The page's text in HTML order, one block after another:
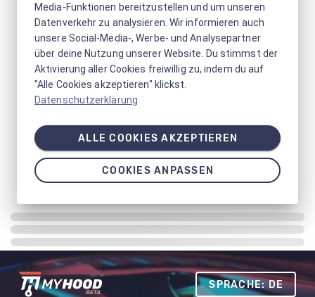
SPRACHE: DE
Media-Funktionen bereitzustellen und um unseren
Datenverkehr zu analysieren. Wir informieren auch
unsere Social-Media-, Werbe- und Analysepartner
über deine Nutzung unserer Website. Du stimmst der
Aktivierung aller Cookies freiwillig zu, indem du auf
"Alle Cookies akzeptieren" klickst.
Datenschutzerklärung
ALLE COOKIES AKZEPTIEREN
COOKIES ANPASSEN